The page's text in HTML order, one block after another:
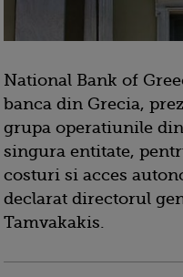
National Bank of
banca din Grecia,
grupa operatiunile
singura entitate,
costuri si acces
declarat directorul
Tamvakakis.